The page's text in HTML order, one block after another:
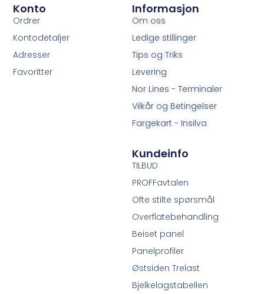
Informasjon
Om oss
Ledige stillinger
Tips og Triks
Levering
Nor Lines - Terminaler
Vilkår og Betingelser
Fargekart - Insilva
Konto
Ordrer
Kontodetaljer
Adresser
Favoritter
Kundeinfo
TILBUD
PROFFavtalen
Ofte stilte spørsmål
Overflatebehandling
Beiset panel
Panelprofiler
Østsiden Trelast
Bjelkelagstabellen